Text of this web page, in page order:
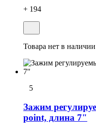
+ 194
Товара нет в наличии
5
Зажим
point, длина 7"